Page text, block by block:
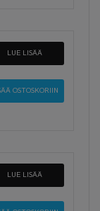
LUE LISÄÄ
LUE LISÄÄ